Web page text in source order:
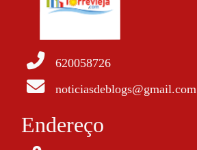
620058726
noticiasdeblogs@gmail.com
Endereço